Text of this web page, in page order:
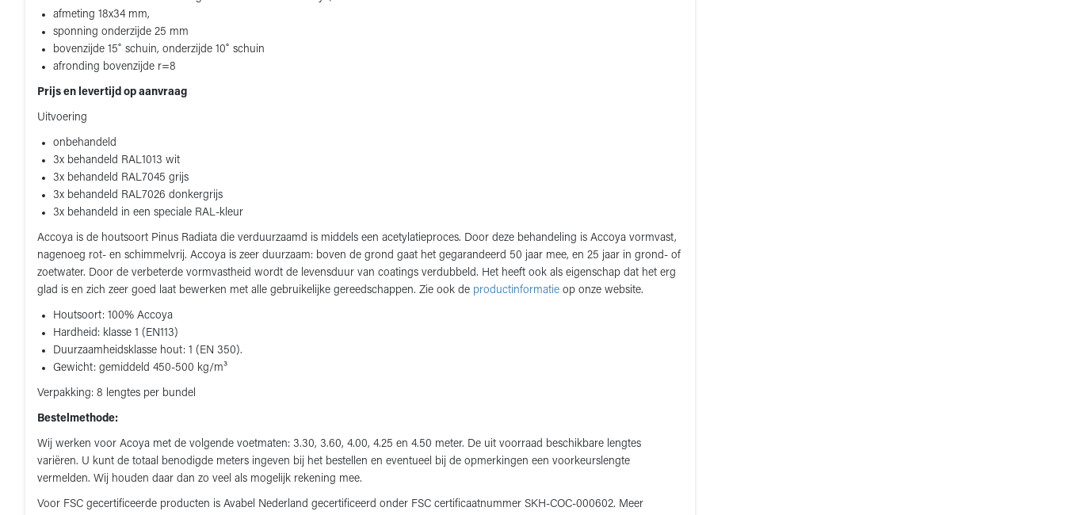
afmeting 18x34 mm,
sponning onderzijde 25 mm
bovenzijde 15˚ schuin, onderzijde 10˚ schuin
afronding bovenzijde r=8
Prijs en levertijd op aanvraag
Uitvoering
onbehandeld
3x behandeld RAL1013 wit
3x behandeld RAL7045 grijs
3x behandeld RAL7026 donkergrijs
3x behandeld in een speciale RAL-kleur
Accoya is de houtsoort Pinus Radiata die verduurzaamd is middels een acetylatieproces. Door deze behandeling is Accoya vormvast,
nagenoeg rot- en schimmelvrij. Accoya is zeer duurzaam: boven de grond gaat het gegarandeerd 50 jaar mee, en 25 jaar in grond- of
zoetwater. Door de verbeterde vormvastheid wordt de levensduur van coatings verdubbeld. Het heeft ook als eigenschap dat het erg
glad is en zich zeer goed laat bewerken met alle gebruikelijke gereedschappen. Zie ook de productinformatie op onze website.
Houtsoort: 100% Accoya
Hardheid: klasse 1 (EN113)
Duurzaamheidsklasse hout: 1 (EN 350).
Gewicht: gemiddeld 450-500 kg/m³
Verpakking: 8 lengtes per bundel
Bestelmethode:
Wij werken voor Acoya met de volgende voetmaten: 3.30, 3.60, 4.00, 4.25 en 4.50 meter. De uit voorraad beschikbare lengtes
variëren. U kunt de totaal benodigde meters ingeven bij het bestellen en eventueel bij de opmerkingen een voorkeurslengte
vermelden. Wij houden daar dan zo veel als mogelijk rekening mee.
Voor FSC gecertificeerde producten is Avabel Nederland gecertificeerd onder FSC certificaatnummer SKH-COC-000602. Meer